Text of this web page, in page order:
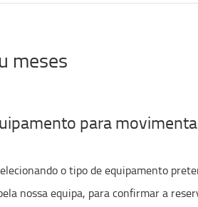
meses
para
o tipo de equipamento
nossa equipa, para confirmar a